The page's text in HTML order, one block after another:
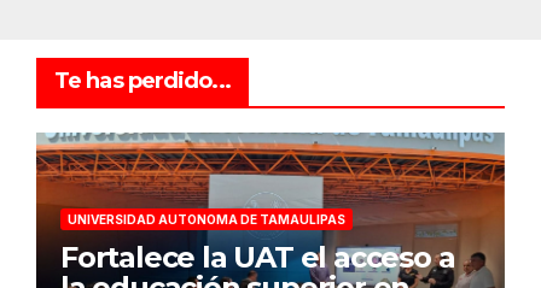
Te has perdido...
UNIVERSIDAD AUTONOMA DE TAMAULIPAS
Fortalece la UAT el acceso a